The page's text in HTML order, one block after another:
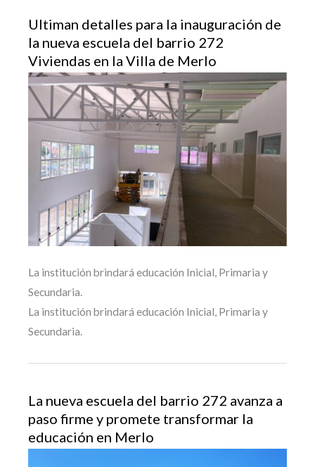
Ultiman detalles para la inauguración de
la nueva escuela del barrio 272
Viviendas en la Villa de Merlo
La institución brindará educación Inicial, Primaria y
Secundaria.
La institución brindará educación Inicial, Primaria y
Secundaria.
La nueva escuela del barrio 272 avanza a
paso firme y promete transformar la
educación en Merlo